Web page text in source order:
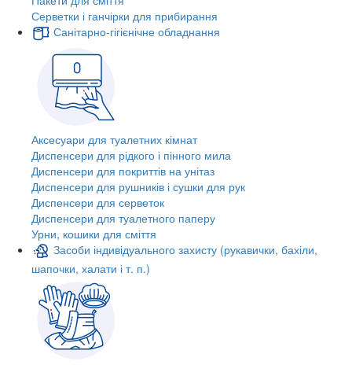
Серветки і ганчірки для прибирання
Санітарно-гігієнічне обладнання
Аксесуари для туалетних кімнат
Диспенсери для рідкого і пінного мила
Диспенсери для покриттів на унітаз
Диспенсери для рушників і сушки для рук
Диспенсери для серветок
Диспенсери для туалетного паперу
Урни, кошики для сміття
Засоби індивідуального захисту (рукавички, бахіли,
шапочки, халати і т. п.)